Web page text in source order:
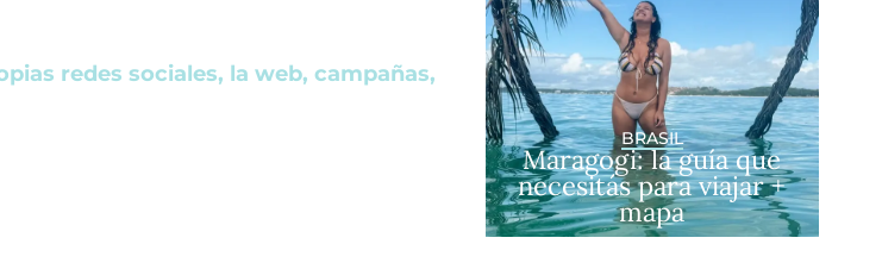
redes sociales, la web, campañas,
BRASIL
Maragogi: la guía que
necesitás para viajar +
mapa